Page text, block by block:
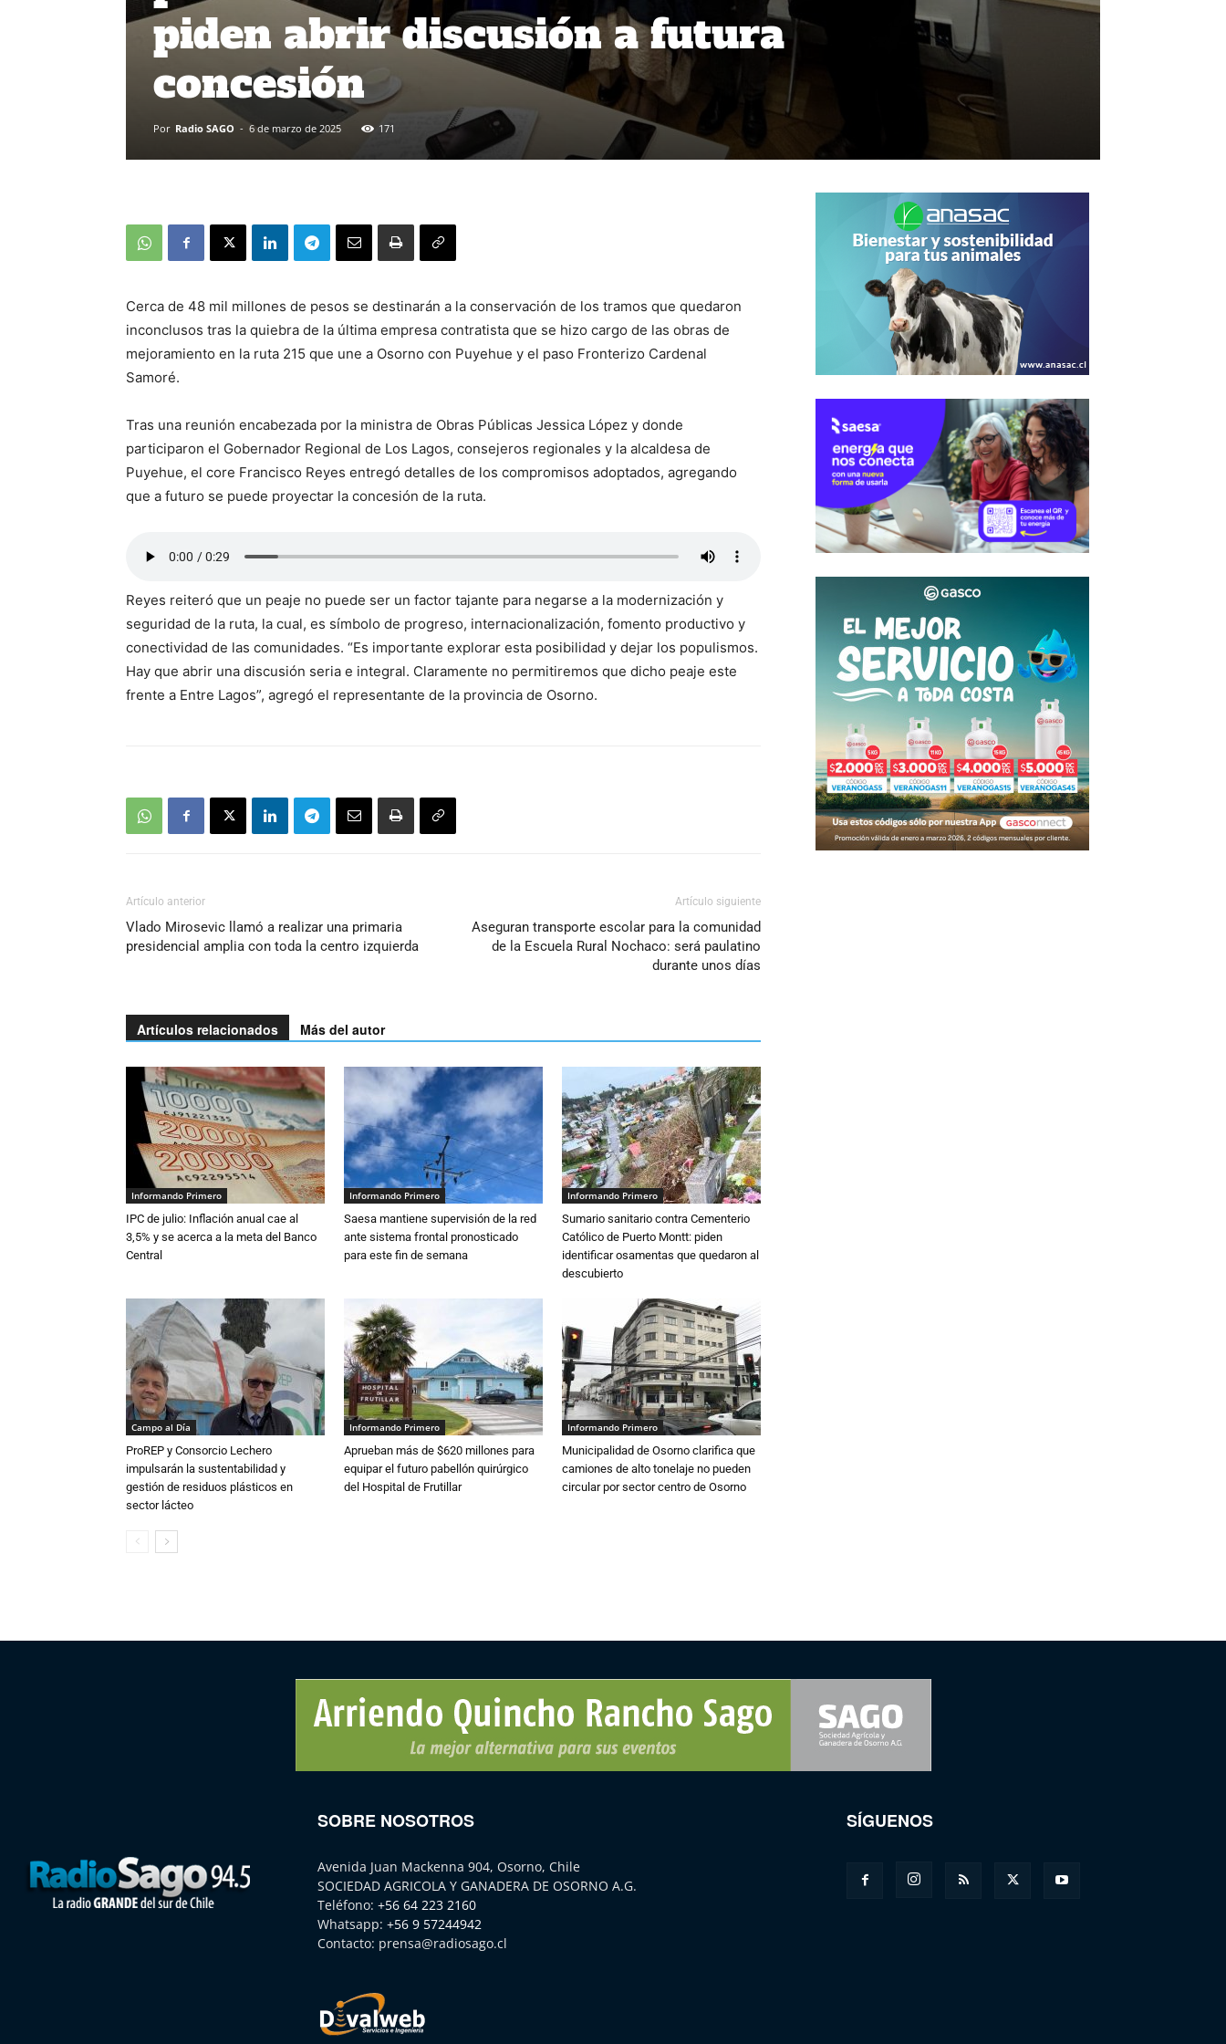
piden abrir discusión a futura
concesión
Por Radio SAGO - 6 de marzo de 2025 171
Cerca de 48 mil millones de pesos se destinarán a la conservación de los tramos que quedaron
inconclusos tras la quiebra de la última empresa contratista que se hizo cargo de las obras de
mejoramiento en la ruta 215 que une a Osorno con Puyehue y el paso Fronterizo Cardenal
Samoré.
Tras una reunión encabezada por la ministra de Obras Públicas Jessica López y donde
participaron el Gobernador Regional de Los Lagos, consejeros regionales y la alcaldesa de
Puyehue, el core Francisco Reyes entregó detalles de los compromisos adoptados, agregando
que a futuro se puede proyectar la concesión de la ruta.
Reyes reiteró que un peaje no puede ser un factor tajante para negarse a la modernización y
seguridad de la ruta, la cual, es símbolo de progreso, internacionalización, fomento productivo y
conectividad de las comunidades. “Es importante explorar esta posibilidad y dejar los populismos.
Hay que abrir una discusión seria e integral. Claramente no permitiremos que dicho peaje este
frente a Entre Lagos”, agregó el representante de la provincia de Osorno.
Artículo anterior
Vlado Mirosevic llamó a realizar una primaria
presidencial amplia con toda la centro izquierda
Artículo siguiente
Aseguran transporte escolar para la comunidad
de la Escuela Rural Nochaco: será paulatino
durante unos días
Artículos relacionados Más del autor
Informando Primero
IPC de julio: Inflación anual cae al
3,5% y se acerca a la meta del Banco
Central
Informando Primero
Saesa mantiene supervisión de la red
ante sistema frontal pronosticado
para este fin de semana
Informando Primero
Sumario sanitario contra Cementerio
Católico de Puerto Montt: piden
identificar osamentas que quedaron al
descubierto
Campo al Día
ProREP y Consorcio Lechero
impulsarán la sustentabilidad y
gestión de residuos plásticos en
sector lácteo
Informando Primero
Aprueban más de $620 millones para
equipar el futuro pabellón quirúrgico
del Hospital de Frutillar
Informando Primero
Municipalidad de Osorno clarifica que
camiones de alto tonelaje no pueden
circular por sector centro de Osorno
SOBRE NOSOTROS
Avenida Juan Mackenna 904, Osorno, Chile
SOCIEDAD AGRICOLA Y GANADERA DE OSORNO A.G.
Teléfono: +56 64 223 2160
Whatsapp: +56 9 57244942
Contacto: prensa@radiosago.cl
SÍGUENOS